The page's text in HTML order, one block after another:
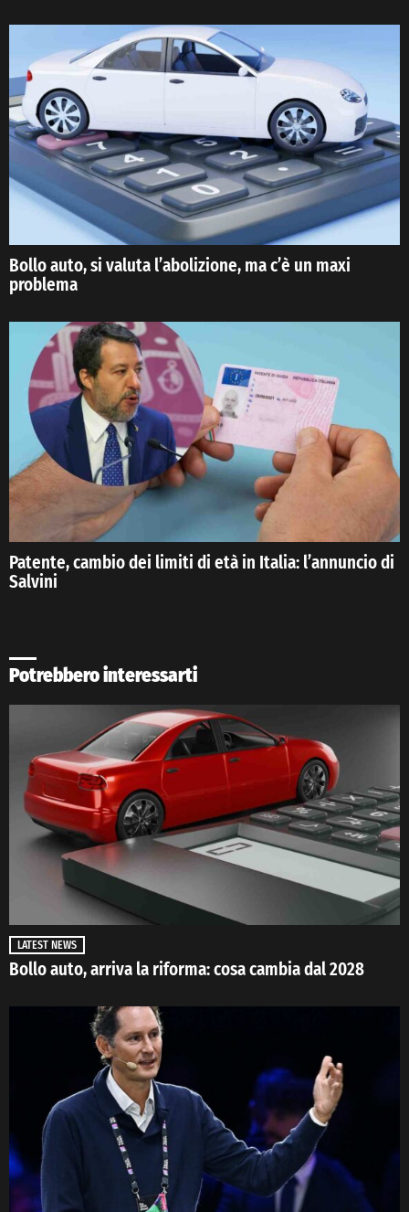
Bollo auto, si valuta l’abolizione, ma c’è un maxi
problema
Patente, cambio dei limiti di età in Italia: l’annuncio di
Salvini
Potrebbero interessarti
LATEST NEWS
Bollo auto, arriva la riforma: cosa cambia dal 2028